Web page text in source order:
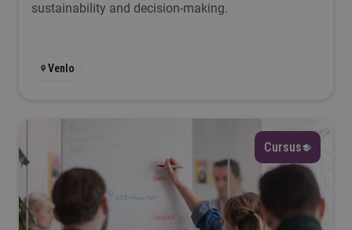
sustainability and decision-making.
Venlo
Cursus